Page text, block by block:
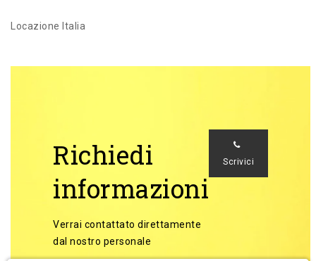
Locazione Italia
Richiedi
informazioni
Verrai contattato direttamente
dal nostro personale
Scrivici